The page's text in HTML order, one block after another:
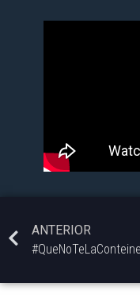
ANTERIOR